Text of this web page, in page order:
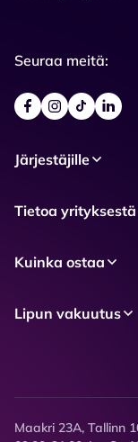
Seuraa meitä:
Järjestäjille
Tietoa yrityksestä
Kuinka ostaa
Lipun vakuutus
Maakri 23A, Tallinn